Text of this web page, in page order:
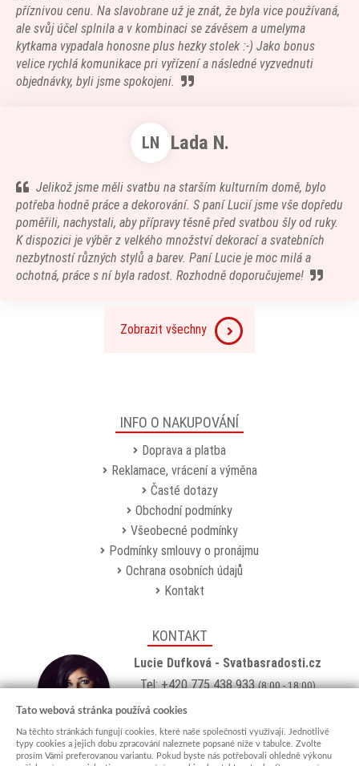
příznivou cenu. Na slavobrane už je znát, že byla vice používaná,
ale svůj účel splnila a v kombinaci se závěsem a umelyma
kytkama vypadala honosne plus hezky stolek :-) Jako bonus
velice rychlá komunikace pri vyřízení a následné vyzvednuti
objednávky, byli jsme spokojeni.
LN Lada N.
Jelikož jsme měli svatbu na starším kulturním domě, bylo
potřeba hodně práce a dekorování. S paní Lucií jsme vše dopředu
poměřili, nachystali, aby přípravy těsně před svatbou šly od ruky.
K dispozici je výběr z velkého množství dekorací a svatebních
nezbytností různých stylů a barev. Paní Lucie je moc milá a
ochotná, práce s ní byla radost. Rozhodně doporučujeme!
Zobrazit všechny
INFO O NAKUPOVÁNÍ
Doprava a platba
Reklamace, vrácení a výměna
Časté dotazy
Obchodní podmínky
Všeobecné podmínky
Podmínky smlouvy o pronájmu
Ochrana osobních údajů
Kontakt
KONTAKT
Lucie Dufková - Svatbasradosti.cz
Tel: +420 775 438 933(8:00 - 18:00)
Email:
Showroom
Jungmannova 627, Kyjov 69701
Tato webová stránka používá cookies
Na těchto stránkách fungují cookies, které naše společnosti využívají. Jednotlivé
typy cookies a jejich dobu zpracování naleznete popsané níže v tabulce. Zvolte
prosím Vámi preferovanou variantu. Pokud byste nás potřebovali ohledně výkonu